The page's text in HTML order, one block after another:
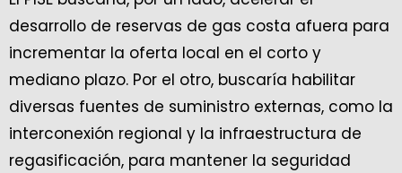
desarrollo de reservas de gas costa afuera para
incrementar la oferta local en el corto y
mediano plazo. Por el otro, buscaría habilitar
diversas fuentes de suministro externas, como la
interconexión regional y la infraestructura de
regasificación, para mantener la seguridad